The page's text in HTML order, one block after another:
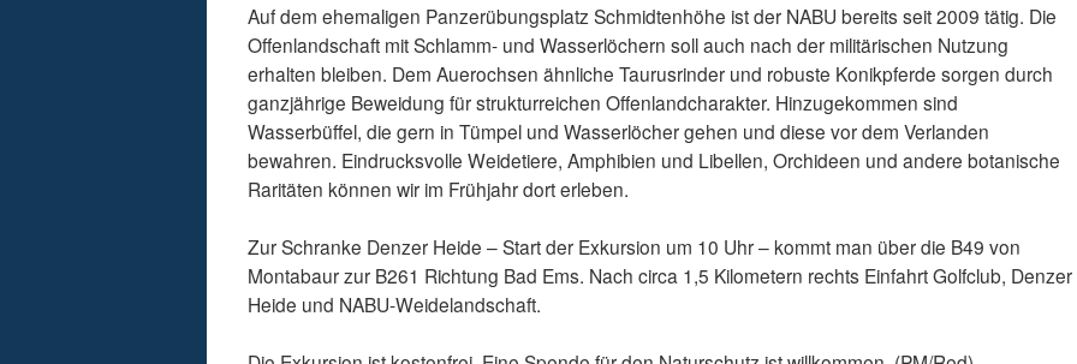
Auf dem ehemaligen Panzerübungsplatz Schmidtenhöhe ist der NABU bereits seit 2009 tätig. Die
Offenlandschaft mit Schlamm- und Wasserlöchern soll auch nach der militärischen Nutzung
erhalten bleiben. Dem Auerochsen ähnliche Taurusrinder und robuste Konikpferde sorgen durch
ganzjährige Beweidung für strukturreichen Offenlandcharakter. Hinzugekommen sind
Wasserbüffel, die gern in Tümpel und Wasserlöcher gehen und diese vor dem Verlanden
bewahren. Eindrucksvolle Weidetiere, Amphibien und Libellen, Orchideen und andere botanische
Raritäten können wir im Frühjahr dort erleben.
Zur Schranke Denzer Heide – Start der Exkursion um 10 Uhr – kommt man über die B49 von
Montabaur zur B261 Richtung Bad Ems. Nach circa 1,5 Kilometern rechts Einfahrt Golfclub, Denzer
Heide und NABU-Weidelandschaft.